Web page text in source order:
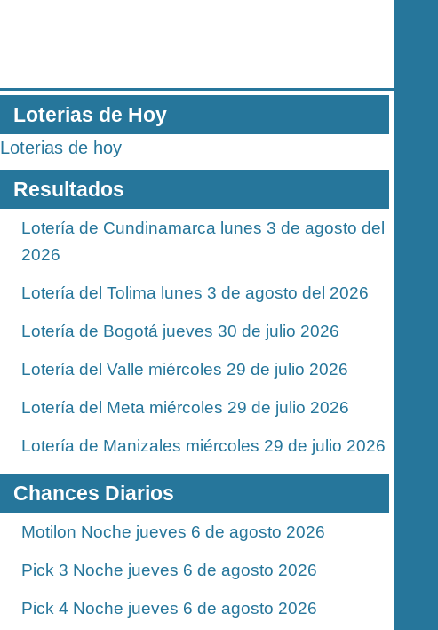
Loterias de Hoy
Loterias de hoy
Resultados
Lotería de Cundinamarca lunes 3 de agosto del
2026
Lotería del Tolima lunes 3 de agosto del 2026
Lotería de Bogotá jueves 30 de julio 2026
Lotería del Valle miércoles 29 de julio 2026
Lotería del Meta miércoles 29 de julio 2026
Lotería de Manizales miércoles 29 de julio 2026
Chances Diarios
Motilon Noche jueves 6 de agosto 2026
Pick 3 Noche jueves 6 de agosto 2026
Pick 4 Noche jueves 6 de agosto 2026